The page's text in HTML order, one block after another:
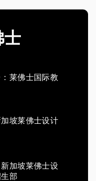
士
莱佛士国际教
坡莱佛士设计
加坡莱佛士设
部